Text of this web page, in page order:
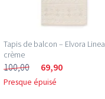
Tapis de balcon – Elvora Linea
crème
100,00 69,90
Presque épuisé